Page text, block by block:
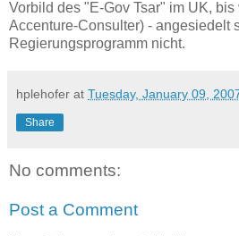
Vorbild des "E-Gov Tsar" im UK,
Accenture-Consulter) - angesiedelt
Regierungsprogramm nicht.
hplehofer at Tuesday, January 09,
Share
No comments:
Post a Comment